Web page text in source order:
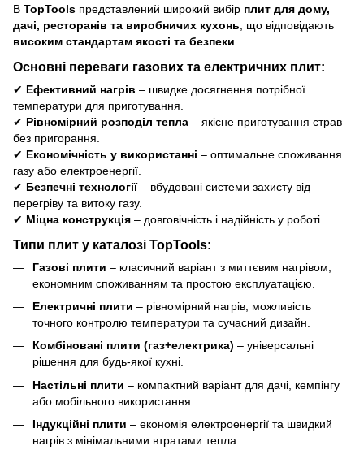
В TopTools представлений широкий вибір плит для дому,
дачі, ресторанів та виробничих кухонь , що відповідають
високим стандартам якості та безпеки
Основні переваги газових та електричних плит:
✔ Ефективний нагрів – швидке досягнення потрібної
температури для приготування.
✔ Рівномірний розподіл тепла – якісне приготування страв
без пригорання.
✔ Економічність у використанні – оптимальне споживання
газу або електроенергії.
✔ Безпечні технології– вбудовані системи захисту від
перегріву та витоку газу.
✔ Міцна конструкція – довговічність і надійність у роботі.
Типи плит у каталозі TopTools:
Газові плити – класичний варіант з миттєвим нагрівом,
економним споживанням та простою експлуатацією.
Електричні плити – рівномірний нагрів, можливість
точного контролю температури та сучасний дизайн.
Комбіновані плити (газ+електрика) – універсальні
рішення для будь-якої кухні.
Настільні плити – компактний варіант для дачі, кемпінгу
або мобільного використання.
Індукційні плити – економія електроенергії та швидкий
нагрів з мінімальними втратами тепла.